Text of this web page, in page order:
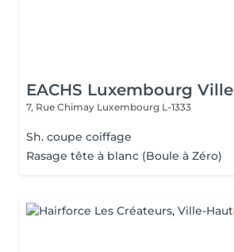
EACHS Luxembourg Ville
7, Rue Chimay Luxembourg L-1333
Sh. coupe coiffage
Rasage tête à blanc (Boule à Zéro)